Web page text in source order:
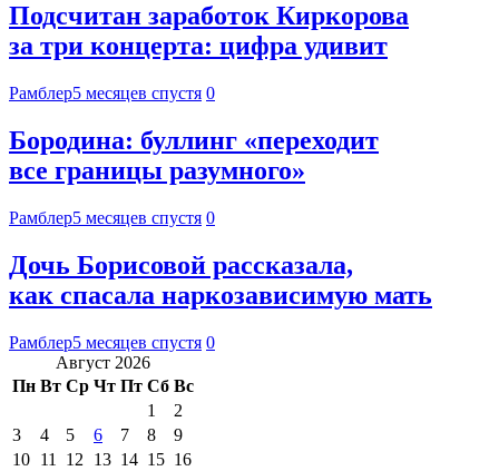
Подсчитан заработок Киркорова
за три концерта: цифра удивит
Рамблер5 месяцев спустя 0
Бородина: буллинг «переходит
все границы разумного»
Рамблер5 месяцев спустя 0
Дочь Борисовой рассказала,
как спасала наркозависимую мать
Рамблер5 месяцев спустя 0
Август 2026
Пн Вт Ср Чт Пт Сб Вс
1
2
3
4 5 6 7 8
9
10 11 12 13 14 15 16